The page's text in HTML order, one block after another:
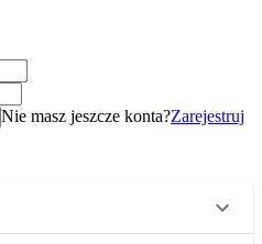
Nie masz jeszcze konta?Zarejestruj